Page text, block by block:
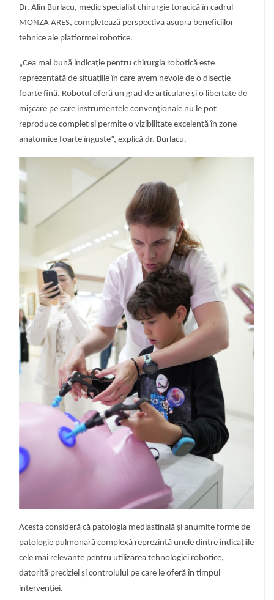
Dr. Alin Burlacu, medic specialist chirurgie toracică în cadrul
MONZA ARES, completează perspectiva asupra beneficiilor
tehnice ale platformei robotice.
„Cea mai bună indicație pentru chirurgia robotică este
reprezentată de situațiile în care avem nevoie de o disecție
foarte fină. Robotul oferă un grad de articulare și o libertate de
mișcare pe care instrumentele convenționale nu le pot
reproduce complet și permite o vizibilitate excelentă în zone
anatomice foarte înguste”, explică dr. Burlacu.
Acesta consideră că patologia mediastinală și anumite forme de
patologie pulmonară complexă reprezintă unele dintre indicațiile
cele mai relevante pentru utilizarea tehnologiei robotice,
datorită preciziei și controlului pe care le oferă în timpul
intervenției.